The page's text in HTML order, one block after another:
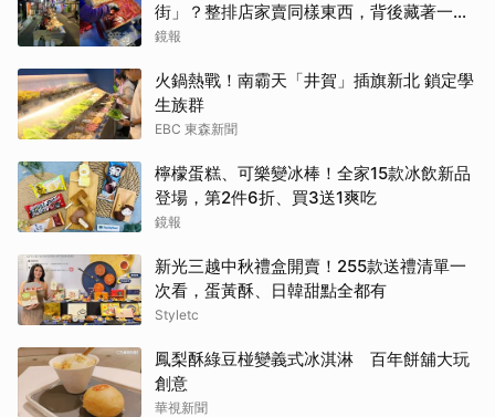
街」？整排店家賣同樣東西，背後藏著一套
生意經
鏡報
火鍋熱戰！南霸天「井賀」插旗新北 鎖定學
生族群
EBC 東森新聞
檸檬蛋糕、可樂變冰棒！全家15款冰飲新品
登場，第2件6折、買3送1爽吃
鏡報
新光三越中秋禮盒開賣！255款送禮清單一
次看，蛋黃酥、日韓甜點全都有
Styletc
鳳梨酥綠豆椪變義式冰淇淋 百年餅舖大玩
創意
華視新聞